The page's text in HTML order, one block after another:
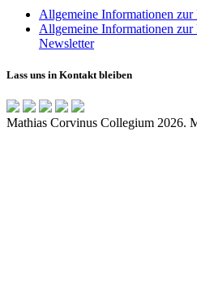
Allgemeine Informationen zur
Allgemeine Informationen
Newsletter
Lass uns in Kontakt bleiben
Mathias Corvinus Collegium 2026.